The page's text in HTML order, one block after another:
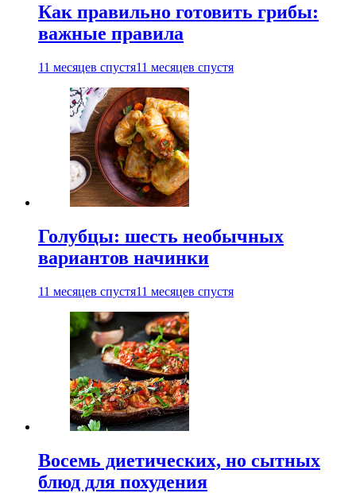
Как правильно готовить грибы:
важные правила
11 месяцев спустя11 месяцев спустя
Голубцы: шесть необычных
вариантов начинки
11 месяцев спустя11 месяцев спустя
Восемь диетических, но сытных
блюд для похудения